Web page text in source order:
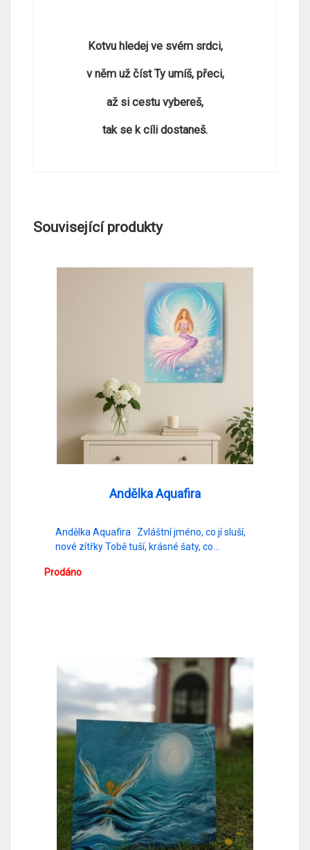
Kotvu hledej ve svém srdci,
v něm už číst Ty umíš, přeci,
až si cestu vybereš,
tak se k cíli dostaneš.
Související produkty
Andělka Aquafira
Andělka Aquafira Zvláštní jméno, co jí sluší,
nové zítřky Tobě tuší, krásné šaty, co…
Prodáno